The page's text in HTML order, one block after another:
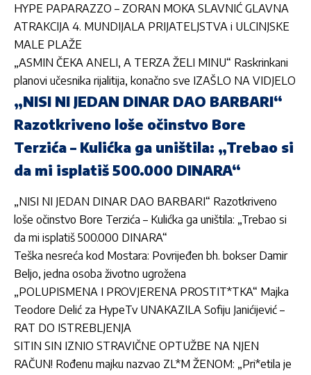
HYPE PAPARAZZO – ZORAN MOKA SLAVNIĆ GLAVNA
ATRAKCIJA 4. MUNDIJALA PRIJATELJSTVA i ULCINJSKE
MALE PLAŽE
„ASMIN ČEKA ANELI, A TERZA ŽELI MINU“ Raskrinkani
planovi učesnika rijalitija, konačno sve IZAŠLO NA VIDJELO
„NISI NI JEDAN DINAR DAO BARBARI“
Razotkriveno loše očinstvo Bore
Terzića – Kulićka ga uništila: „Trebao si
da mi isplatiš 500.000 DINARA“
„NISI NI JEDAN DINAR DAO BARBARI“ Razotkriveno
loše očinstvo Bore Terzića – Kulićka ga uništila: „Trebao si
da mi isplatiš 500.000 DINARA“
Teška nesreća kod Mostara: Povrijeđen bh. bokser Damir
Beljo, jedna osoba životno ugrožena
„POLUPISMENA I PROVJERENA PROSTIT*TKA“ Majka
Teodore Delić za HypeTv UNAKAZILA Sofiju Janićijević –
RAT DO ISTREBLJENJA
SITIN SIN IZNIO STRAVIČNE OPTUŽBE NA NJEN
RAČUN! Rođenu majku nazvao ZL*M ŽENOM: „Pri*etila je